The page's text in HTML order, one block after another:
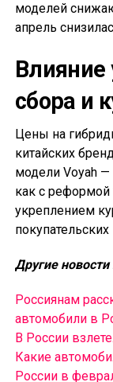
моделей
апрель
Влияние
сбора и
Цены на
китайских
модели Voyah —
как с реформой
укреплением
Другие
Россиянам
автомобили в
В России
Какие
России в